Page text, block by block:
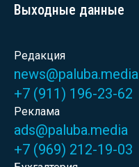
Выходные данные
Редакция
news@paluba.media
+7 (911) 196-23-62
Реклама
ads@paluba.media
+7 (969) 212-19-03